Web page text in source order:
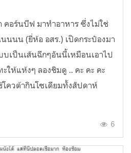
คอร์นบีฟ มาทำอาหาร ซึ่งไม่ใช่
นน (ยี่ห้อ อสร.) เปิดกระป๋องมา
บเป็นเส้นฉีกๆอันนี้เหมือนเอาไป
ให้แห้งๆ ลองชิมดู .. คะ คะ คะ
โควต้ากินโซเดียมทั้งสัปดาห์
6